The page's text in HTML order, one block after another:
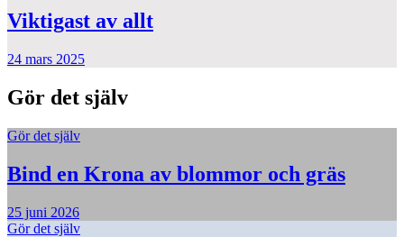
Viktigast av allt
24 mars 2025
Gör det själv
Gör det själv
Bind en Krona av blommor och gräs
25 juni 2026
Gör det själv